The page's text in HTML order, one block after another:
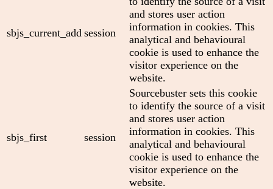
sbjs_current_add session
and stores user action
information in cookies. This
analytical and behavioural
cookie is used to enhance the
visitor experience on the
website.
sbjs_first session
Sourcebuster sets this cookie
to identify the source of a visit
and stores user action
information in cookies. This
analytical and behavioural
cookie is used to enhance the
visitor experience on the
website.